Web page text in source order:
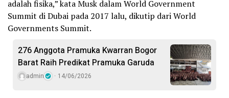
adalah fisika,” kata Musk dalam World Government
Summit di Dubai pada 2017 lalu, dikutip dari World
Governments Summit.
276 Anggota Pramuka Kwarran Bogor
Barat Raih Predikat Pramuka Garuda
admin 14/06/2026